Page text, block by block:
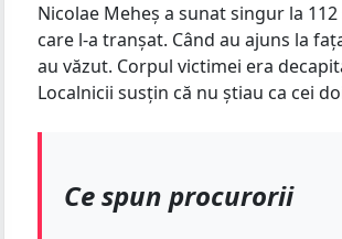
Nicolae Meheș a sunat singur la
care l-a tranșat. Când au ajuns la
au văzut. Corpul victimei era
Localnicii susțin că nu știau ca cei
Ce spun procurorii